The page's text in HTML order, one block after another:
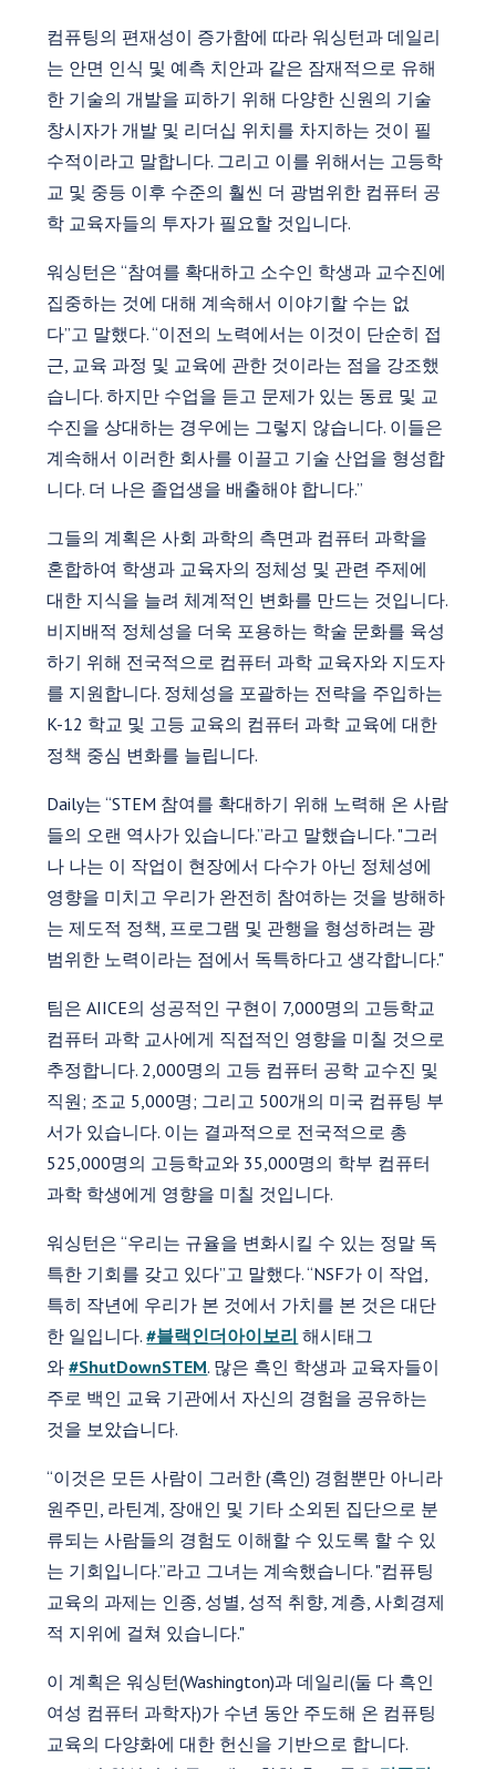
컴퓨팅의 편재성이 증가함에 따라 워싱턴과 데일리
는 안면 인식 및 예측 치안과 같은 잠재적으로 유해
한 기술의 개발을 피하기 위해 다양한 신원의 기술
창시자가 개발 및 리더십 위치를 차지하는 것이 필
수적이라고 말합니다. 그리고 이를 위해서는 고등학
교 및 중등 이후 수준의 훨씬 더 광범위한 컴퓨터 공
학 교육자들의 투자가 필요할 것입니다.
워싱턴은 “참여를 확대하고 소수인 학생과 교수진에
집중하는 것에 대해 계속해서 이야기할 수는 없
다”고 말했다. “이전의 노력에서는 이것이 단순히 접
근, 교육 과정 및 교육에 관한 것이라는 점을 강조했
습니다. 하지만 수업을 듣고 문제가 있는 동료 및 교
수진을 상대하는 경우에는 그렇지 않습니다. 이들은
계속해서 이러한 회사를 이끌고 기술 산업을 형성합
니다. 더 나은 졸업생을 배출해야 합니다.”
그들의 계획은 사회 과학의 측면과 컴퓨터 과학을
혼합하여 학생과 교육자의 정체성 및 관련 주제에
대한 지식을 늘려 체계적인 변화를 만드는 것입니다.
비지배적 정체성을 더욱 포용하는 학술 문화를 육성
하기 위해 전국적으로 컴퓨터 과학 교육자와 지도자
를 지원합니다. 정체성을 포괄하는 전략을 주입하는
K-12 학교 및 고등 교육의 컴퓨터 과학 교육에 대한
정책 중심 변화를 늘립니다.
Daily는 “STEM 참여를 확대하기 위해 노력해 온 사람
들의 오랜 역사가 있습니다.”라고 말했습니다. "그러
나 나는 이 작업이 현장에서 다수가 아닌 정체성에
영향을 미치고 우리가 완전히 참여하는 것을 방해하
는 제도적 정책, 프로그램 및 관행을 형성하려는 광
범위한 노력이라는 점에서 독특하다고 생각합니다."
팀은 AIICE의 성공적인 구현이 7,000명의 고등학교
컴퓨터 과학 교사에게 직접적인 영향을 미칠 것으로
추정합니다. 2,000명의 고등 컴퓨터 공학 교수진 및
직원; 조교 5,000명; 그리고 500개의 미국 컴퓨팅 부
서가 있습니다. 이는 결과적으로 전국적으로 총
525,000명의 고등학교와 35,000명의 학부 컴퓨터
과학 학생에게 영향을 미칠 것입니다.
워싱턴은 “우리는 규율을 변화시킬 수 있는 정말 독
특한 기회를 갖고 있다”고 말했다. “NSF가 이 작업,
특히 작년에 우리가 본 것에서 가치를 본 것은 대단
한 일입니다.#블랙인더아이보리 해시태그
와#ShutDownSTEM. 많은 흑인 학생과 교육자들이
주로 백인 교육 기관에서 자신의 경험을 공유하는
것을 보았습니다.
“이것은 모든 사람이 그러한 (흑인) 경험뿐만 아니라
원주민, 라틴계, 장애인 및 기타 소외된 집단으로 분
류되는 사람들의 경험도 이해할 수 있도록 할 수 있
는 기회입니다.”라고 그녀는 계속했습니다. "컴퓨팅
교육의 과제는 인종, 성별, 성적 취향, 계층, 사회경제
적 지위에 걸쳐 있습니다."
이 계획은 워싱턴(Washington)과 데일리(둘 다 흑인
여성 컴퓨터 과학자)가 수년 동안 주도해 온 컴퓨팅
교육의 다양화에 대한 헌신을 기반으로 합니다.